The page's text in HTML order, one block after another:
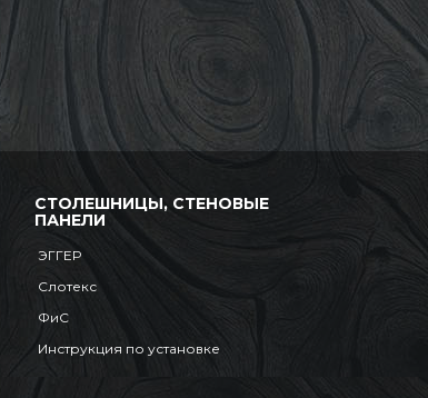
СТОЛЕШНИЦЫ, СТЕНОВЫЕ
ПАНЕЛИ
ЭГГЕР
Слотекс
ФиС
Инструкция по установке